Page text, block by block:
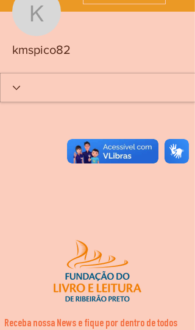
kmspico82
kmspico82
Receba nossa News e fique por dentro de todos